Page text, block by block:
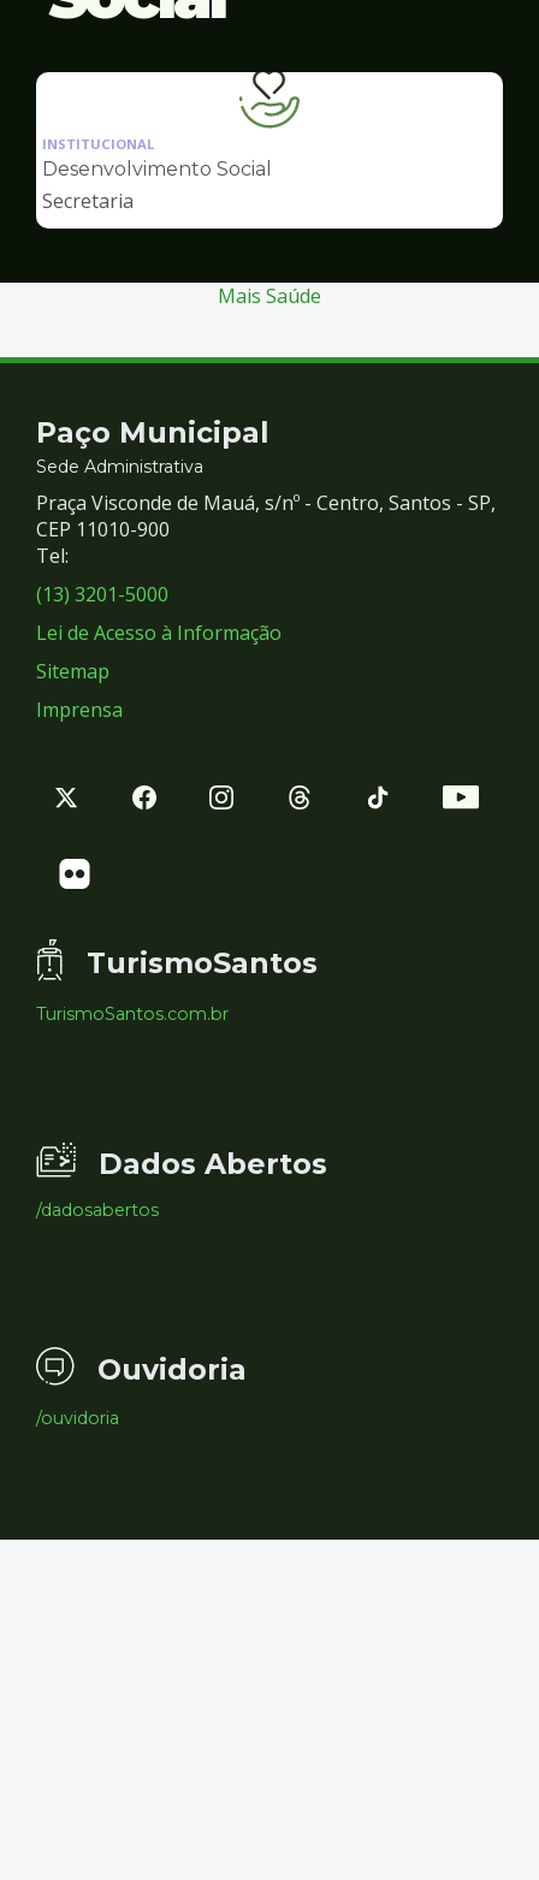
Ilustração
da
pagina
INSTITUCIONAL
Desenvolvimento Social
Secretaria
Mais Saúde
Contato
e
Redes
Sociais
Paço Municipal
Sede Administrativa
Praça Visconde de Mauá, s/nº - Centro, Santos - SP,
CEP 11010-900
Tel:
(13) 3201-5000
Lei de Acesso à Informação
Sitemap
Imprensa
TurismoSantos
TurismoSantos.com.br
Dados Abertos
/dadosabertos
Ouvidoria
/ouvidoria